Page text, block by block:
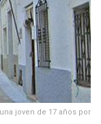
joven de 17 años por